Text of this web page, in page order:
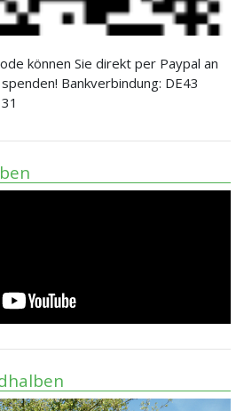
können Sie direkt per Paypal an
Bankverbindung: DE43